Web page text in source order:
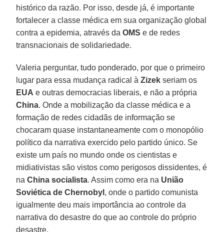
histórico da razão. Por isso, desde já, é importante
fortalecer a classe médica em sua organização global
contra a epidemia, através daOMS e de redes
transnacionais de solidariedade.
Valeria perguntar, tudo ponderado, por que o primeiro
lugar para essa mudança radical àZizek seriam os
EUA e outras democracias liberais, e não a própria
China. Onde a mobilização da classe médica e a
formação de redes cidadãs de informação se
chocaram quase instantaneamente com o monopólio
político da narrativa exercido pelo partido único. Se
existe um país no mundo onde os cientistas e
midiativistas são vistos como perigosos dissidentes, é
naChina socialista. Assim como era na União
Soviética de Chernobyl , onde o partido comunista
igualmente deu mais importância ao controle da
narrativa do desastre do que ao controle do próprio
desastre.